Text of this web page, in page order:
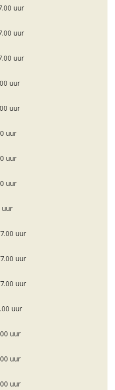
uur
uur
uur
uur
uur
uur
uur
uur
uur
uur
uur
uur
uur
uur
uur
uur